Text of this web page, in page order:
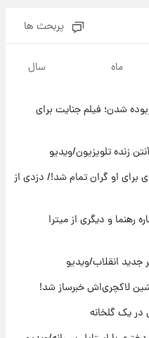
+ فیلم
بستن به شیوه خاتمی/ویدیو
رهبر شهید روی آنتن زنده
بعد از طلاق و در دیدار با گروه
پربحث ها
ماه سال
شدن؛ فیلم جنایت برای
زنده تلویزیون/ویدیو
برای او گران تمام شد!/ دزدی از
رهنما و دیگری از میترا
جدید انقلاب/ویدیو
لاکچری‌اش خبرساز شد!
در یک گلخانه